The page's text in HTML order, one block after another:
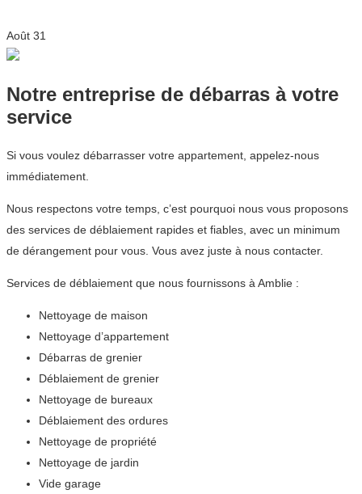
Août 31
Notre entreprise de débarras à votre
service
Si vous voulez débarrasser votre appartement, appelez-nous
immédiatement.
Nous respectons votre temps, c’est pourquoi nous vous proposons
des services de déblaiement rapides et fiables, avec un minimum
de dérangement pour vous. Vous avez juste à nous contacter.
Services de déblaiement que nous fournissons à Amblie :
Nettoyage de maison
Nettoyage d’appartement
Débarras de grenier
Déblaiement de grenier
Nettoyage de bureaux
Déblaiement des ordures
Nettoyage de propriété
Nettoyage de jardin
Vide garage